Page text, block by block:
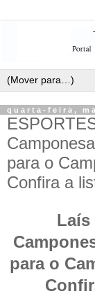
quarta-feira,
para o
Confira a
Laís
para o